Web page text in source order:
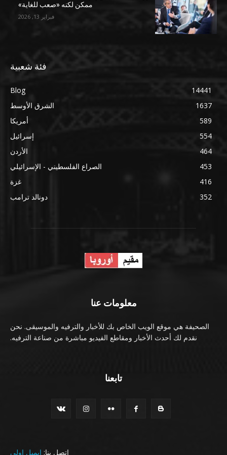
ممكن لكنه «صعب للغاية»
فبراير 13, 2026
فئة شعبية
Blog
14441
الشرق الأوسط
1637
أمريكا
589
إسرائيل
554
الأردن
464
الصراع الفلسطيني - الإسرائيلي
453
غزة
416
دونالد ترامب
352
معلومات عنا
الصحيفة هي موقع الويب الخاص بك للأخبار والترفيه والموسيقى. نحن
نقدم لك أحدث الأخبار ومقاطع الفيديو مباشرة من صناعة الترفيه.
تابعنا
اتصل بنا: ايميل اولي